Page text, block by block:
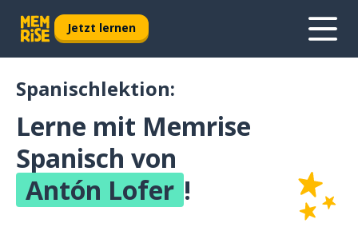
Jetzt lernen
Spanischlektion:
Lerne mit Memrise
Spanisch von
Antón Lofer !